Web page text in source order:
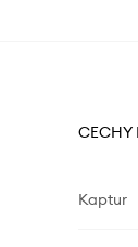
CECHY
Kaptur